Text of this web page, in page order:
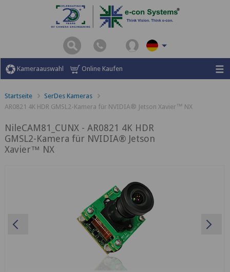
Kameraauswahl Online Kaufen
Startseite
SerDes Kameras
AR0821 4K HDR GMSL2-Kamera für NVIDIA® Jetson Xavier™ NX
NileCAM81_CUNX - AR0821 4K HDR
GMSL2-Kamera für NVIDIA® Jetson
Xavier™ NX